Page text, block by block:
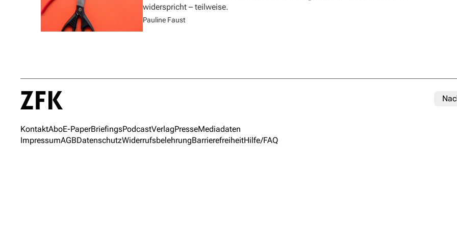
widerspricht – teilweise.
Pauline Faust
KontaktAboE-PaperBriefingsPodcastVerlagPresseMediadaten
ImpressumAGBDatenschutzWiderrufsbelehrungBarrierefreiheitHilfe/FAQ